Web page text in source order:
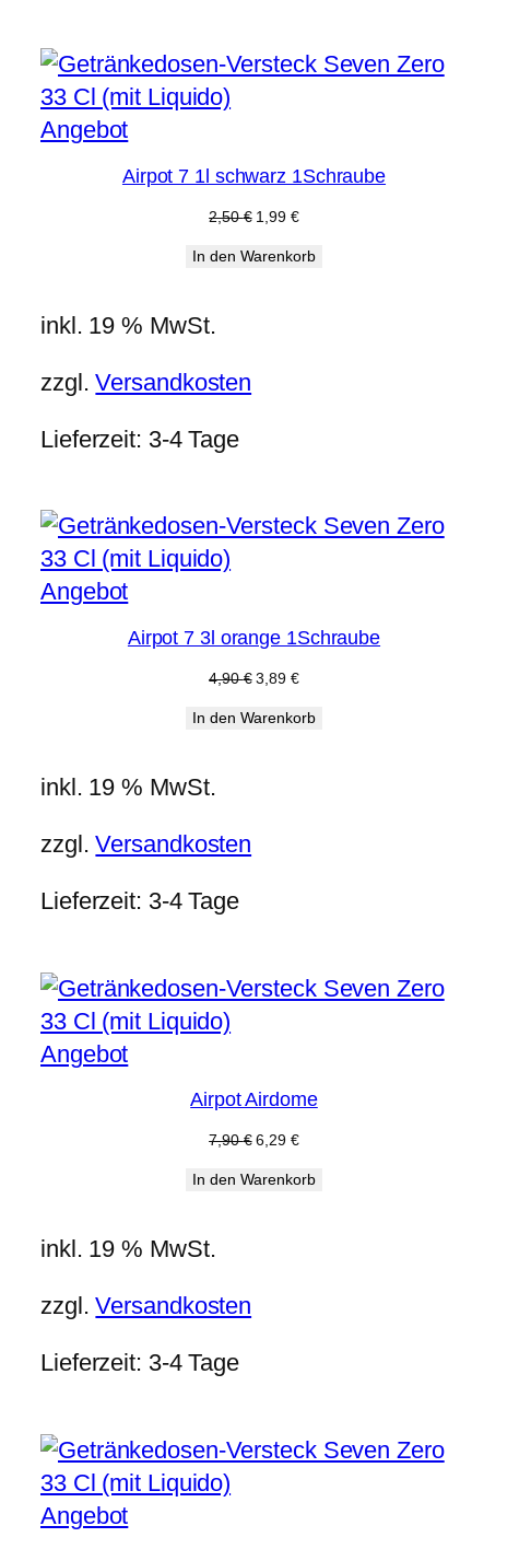
AngebotProdukt
Angebot
Airpot 7 1l schwarz 1Schraube
2,50€ Ursprünglicher
war:
1,99 €Aktueller
ist:
In den Warenkorb
inkl. 19 % MwSt.
zzgl.Versandkosten
Lieferzeit: 3-4 Tage
AngebotProdukt
im
Angebot
Airpot 7 3l orange 1Schraube
4,90€ Ursprünglicher
war:
3,89 €Aktueller
ist:
In den Warenkorb
inkl. 19 % MwSt.
zzgl.Versandkosten
Lieferzeit: 3-4 Tage
AngebotProdukt
Airpot Airdome
7,90€ Ursprünglicher
war:
6,29 €Aktueller
ist:
In den Warenkorb
inkl. 19 % MwSt.
zzgl.Versandkosten
Lieferzeit: 3-4 Tage
AngebotProdukt